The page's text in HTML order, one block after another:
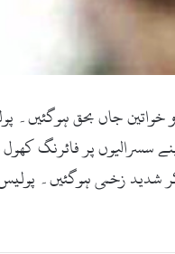
جاں بحق ہوگئیں۔
سسرالیوں پر فائرنگ
زخمی ہوگئیں۔